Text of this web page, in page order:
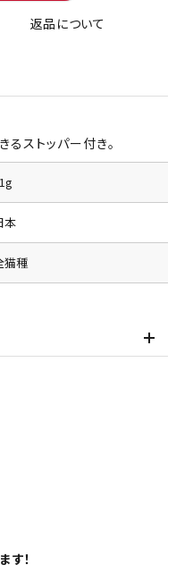
返品について
ストッパー付き。
本
猫種
す！